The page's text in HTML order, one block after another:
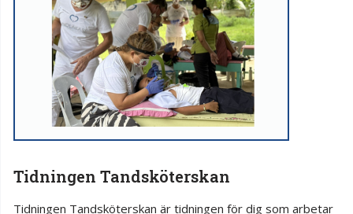
Tidningen Tandsköterskan
Tidningen Tandsköterskan är tidningen för dig som arbetar